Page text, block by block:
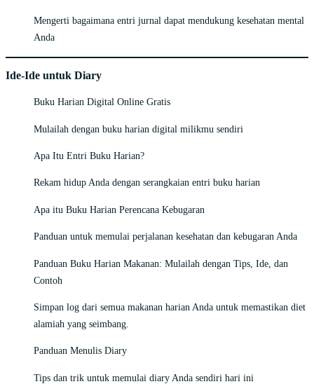
Mengerti bagaimana entri jurnal dapat mendukung kesehatan mental
Anda
Ide-Ide untuk Diary
Buku Harian Digital Online Gratis
Mulailah dengan buku harian digital milikmu sendiri
Apa Itu Entri Buku Harian?
Rekam hidup Anda dengan serangkaian entri buku harian
Apa itu Buku Harian Perencana Kebugaran
Panduan untuk memulai perjalanan kesehatan dan kebugaran Anda
Panduan Buku Harian Makanan: Mulailah dengan Tips, Ide, dan
Contoh
Simpan log dari semua makanan harian Anda untuk memastikan diet
alamiah yang seimbang.
Panduan Menulis Diary
Tips dan trik untuk memulai diary Anda sendiri hari ini